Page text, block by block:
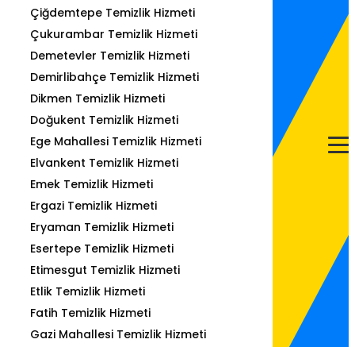
Çiğdemtepe Temizlik Hizmeti
Çukurambar Temizlik Hizmeti
Demetevler Temizlik Hizmeti
Demirlibahçe Temizlik Hizmeti
Dikmen Temizlik Hizmeti
Doğukent Temizlik Hizmeti
Ege Mahallesi Temizlik Hizmeti
Elvankent Temizlik Hizmeti
Emek Temizlik Hizmeti
Ergazi Temizlik Hizmeti
Eryaman Temizlik Hizmeti
Esertepe Temizlik Hizmeti
Etimesgut Temizlik Hizmeti
Etlik Temizlik Hizmeti
Fatih Temizlik Hizmeti
Gazi Mahallesi Temizlik Hizmeti